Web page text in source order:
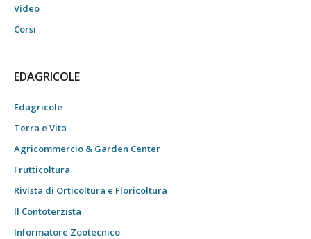
Video
Corsi
EDAGRICOLE
Edagricole
Terra e Vita
Agricommercio & Garden Center
Frutticoltura
Rivista di Orticoltura e Floricoltura
Il Contoterzista
Informatore Zootecnico